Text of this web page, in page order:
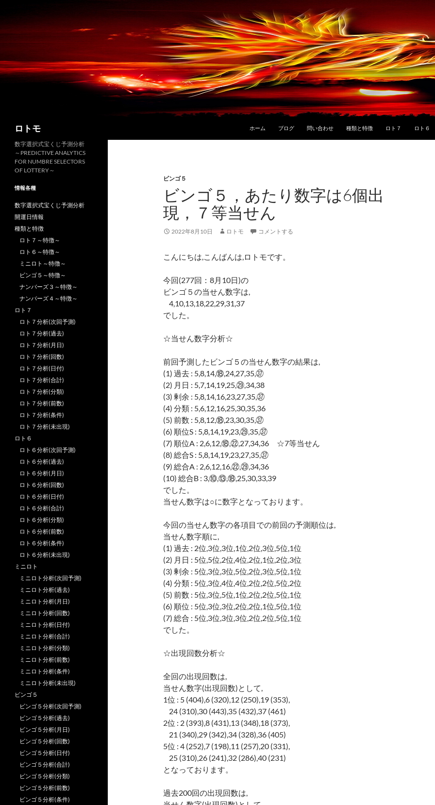
テ
へ
ス
ロトモ ホーム ブログ 問い合わせ 種類と特徴 ロト７ ロト６
ビンゴ５
ビンゴ５，あたり数字は6個出
現，７等当せん
2022年8月10日 ロトモ コメントする
こんにちは,こんばんは,ロトモです。
今回(277回：8月10日)の
ビンゴ５の当せん数字は,
4,10,13,18,22,29,31,37
でした。
☆当せん数字分析☆
前回予測したビンゴ５の当せん数字の結果は,
(1) 過去 : 5,8,14,⑱,24,27,35,㊲
(2) 月日 : 5,7,14,19,25,㉙,34,38
(3) 剰余 : 5,8,14,16,23,27,35,㊲
(4) 分類 : 5,6,12,16,25,30,35,36
(5) 前数 : 5,8,12,⑱,23,30,35,㊲
(6) 順位S : 5,8,14,19,23,㉙,35,㊲
(7) 順位A : 2,6,12,⑱,㉒,27,34,36 ☆7等当せん
(8) 総合S : 5,8,14,19,23,27,35,㊲
(9) 総合A : 2,6,12,16,㉒,㉙,34,36
(10) 総合B : 3,⑩,⑬,⑱,25,30,33,39
でした。
当せん数字は○に数字となっております。
今回の当せん数字の各項目での前回の予測順位は,
当せん数字順に,
(1) 過去 : 2位,3位,3位,1位,2位,3位,5位,1位
(2) 月日 : 5位,5位,2位,4位,2位,1位,2位,3位
(3) 剰余 : 5位,3位,3位,5位,2位,3位,5位,1位
(4) 分類 : 5位,3位,4位,4位,2位,2位,5位,2位
(5) 前数 : 5位,3位,5位,1位,2位,2位,5位,1位
(6) 順位 : 5位,3位,3位,2位,2位,1位,5位,1位
(7) 総合 : 5位,3位,3位,3位,2位,2位,5位,1位
でした。
☆出現回数分析☆
全回の出現回数は,
当せん数字(出現回数)として,
1位 : 5 (404),6 (320),12 (250),19 (353),
24 (310),30 (443),35 (432),37 (461)
2位 : 2 (393),8 (431),13 (348),18 (373),
21 (340),29 (342),34 (328),36 (405)
5位 : 4 (252),7 (198),11 (257),20 (331),
25 (310),26 (241),32 (286),40 (231)
となっております。
過去200回の出現回数は,
数字選択式宝くじ予測分析
～PREDICTIVE ANALYTICS
FOR NUMBRE SELECTORS
OF LOTTERY～
情報各種
数字選択式宝くじ予測分析
開運日情報
種類と特徴
ロト７～特徴～
ロト６～特徴～
ミニロト～特徴～
ビンゴ５～特徴～
ナンバーズ３～特徴～
ナンバーズ４～特徴～
ロト７
ロト７分析(次回予測)
ロト７分析(過去)
ロト７分析(月日)
ロト７分析(回数)
ロト７分析(日付)
ロト７分析(合計)
ロト７分析(分類)
ロト７分析(前数)
ロト７分析(条件)
ロト７分析(未出現)
ロト６
ロト６分析(次回予測)
ロト６分析(過去)
ロト６分析(月日)
ロト６分析(回数)
ロト６分析(日付)
ロト６分析(合計)
ロト６分析(分類)
ロト６分析(前数)
ロト６分析(条件)
ロト６分析(未出現)
ミニロト
ミニロト分析(次回予測)
ミニロト分析(過去)
ミニロト分析(月日)
ミニロト分析(回数)
ミニロト分析(日付)
ミニロト分析(合計)
ミニロト分析(分類)
ミニロト分析(前数)
ミニロト分析(条件)
ミニロト分析(未出現)
ビンゴ５
ビンゴ５分析(次回予測)
ビンゴ５分析(過去)
ビンゴ５分析(月日)
ビンゴ５分析(回数)
ビンゴ５分析(日付)
ビンゴ５分析(合計)
ビンゴ５分析(分類)
ビンゴ５分析(前数)
ビンゴ５分析(条件)